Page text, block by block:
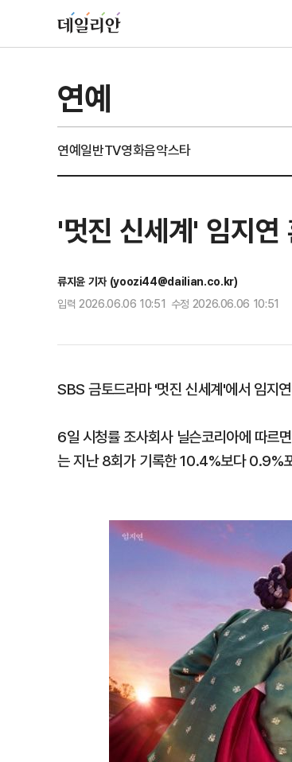
연예
연예일반TV영화음악스타
'멋진 신세계' 임지
류지윤 기자 (yoozi44@dailian.co.kr)
입력 2026.06.06 10:51 수정 2026.06.06 10:51
SBS 금토드라마 '멋진 신세계'에서 임지
6일 시청률 조사회사 닐슨코리아에 따르
는 지난 8회가 기록한 10.4%보다 0.9%